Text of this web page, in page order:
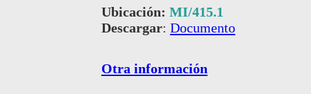
Ubicación: MI/415.1
Descargar: Documento
Otra información